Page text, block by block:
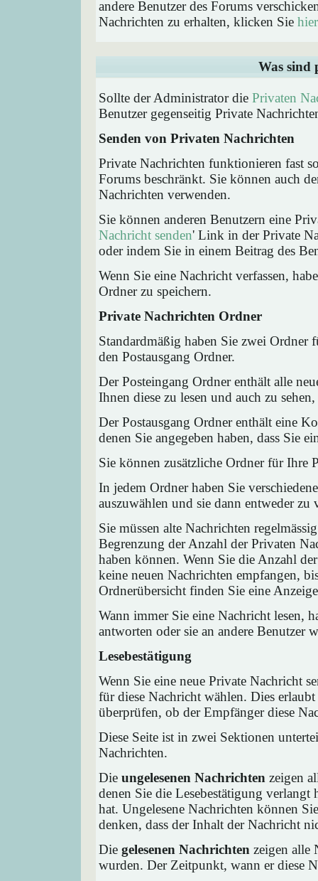
andere Benutzer des Forums
Nachrichten zu erhalten, klicken Sie hier
Was sind
Sollte der Administrator die Privaten
Benutzer gegenseitig Private
Senden von Privaten Nachrichten
Private Nachrichten funktionieren fast
Forums beschränkt. Sie können auch
Nachrichten verwenden.
Sie können anderen Benutzern eine
Nachricht senden' Link in der Private
oder indem Sie in einem Beitrag des
Wenn Sie eine Nachricht verfassen,
Ordner zu speichern.
Private Nachrichten Ordner
Standardmäßig haben Sie zwei Ordner
den Postausgang Ordner.
Der Posteingang Ordner enthält alle
Ihnen diese zu lesen und auch zu
Der Postausgang Ordner enthält eine
denen Sie angegeben haben, dass Sie
Sie können zusätzliche Ordner für Ihre
In jedem Ordner haben Sie
auszuwählen und sie dann entweder
Sie müssen alte Nachrichten
Begrenzung der Anzahl der Privaten
haben können. Wenn Sie die Anzahl
keine neuen Nachrichten empfangen,
Ordnerübersicht finden Sie eine
Wann immer Sie eine Nachricht lesen,
antworten oder sie an andere Benutzer
Lesebestätigung
Wenn Sie eine neue Private Nachricht
für diese Nachricht wählen. Dies
überprüfen, ob der Empfänger diese
Diese Seite ist in zwei Sektionen
Nachrichten.
Die ungelesenen Nachrichten zeigen
denen Sie die Lesebestätigung verlangt
hat. Ungelesene Nachrichten können
denken, dass der Inhalt der Nachricht
Die gelesenen Nachrichten zeigen alle
wurden. Der Zeitpunkt, wann er diese